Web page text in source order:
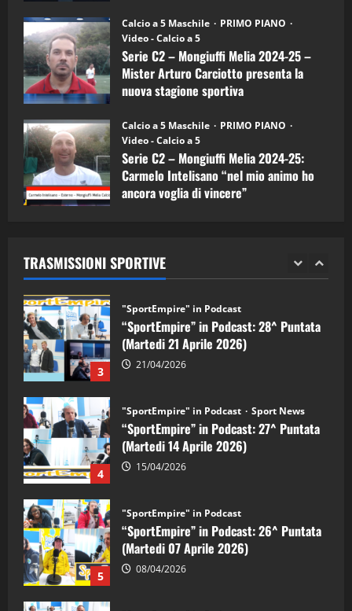
Calcio a 5 Maschile
PRIMO PIANO
Video - Calcio a 5
Serie C2 – Mongiuffi Melia 2024-25 –
Mister Arturo Carciotto presenta la
nuova stagione sportiva
Calcio a 5 Maschile
PRIMO PIANO
Video - Calcio a 5
Serie C2 – Mongiuffi Melia 2024-25:
Carmelo Intelisano “nel mio animo ho
ancora voglia di vincere”
TRASMISSIONI SPORTIVE
5
“SportEmpire” in Podcast: 26^ Puntata
(Martedi 07 Aprile 2026)
08/04/2026
1
“SportEmpire” in Podcast: 30^ Puntata
(Martedi 05 Maggio 2026)
08/05/2026
2 28/04/2026
3
"SportEmpire" in Podcast
“SportEmpire” in Podcast: 28^ Puntata
(Martedi 21 Aprile 2026)
21/04/2026
4
"SportEmpire" in Podcast Sport News
“SportEmpire” in Podcast: 27^ Puntata
(Martedi 14 Aprile 2026)
15/04/2026
5
"SportEmpire" in Podcast
“SportEmpire” in Podcast: 26^ Puntata
(Martedi 07 Aprile 2026)
08/04/2026